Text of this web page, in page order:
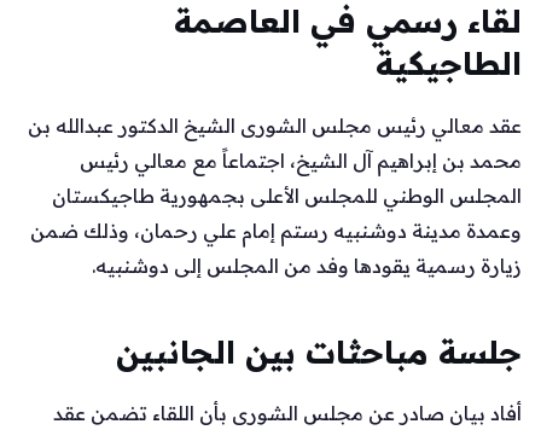
لقاء رسمي في العاصمة
الطاجيكية
عقد معالي رئيس مجلس الشورى الشيخ الدكتور عبدالله بن
محمد بن إبراهيم آل الشيخ، اجتماعاً مع معالي رئيس
المجلس الوطني للمجلس الأعلى بجمهورية طاجيكستان
وعمدة مدينة دوشنبيه رستم إمام علي رحمان، وذلك ضمن
زيارة رسمية يقودها وفد من المجلس إلى دوشنبيه.
جلسة مباحثات بين الجانبين
أفاد بيان صادر عن مجلس الشورى بأن اللقاء تضمن عقد